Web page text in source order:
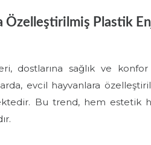
Özelleştirilmiş Plastik
dostlarına sağlık ve
evcil hayvanlara
Bu trend, hem estetik